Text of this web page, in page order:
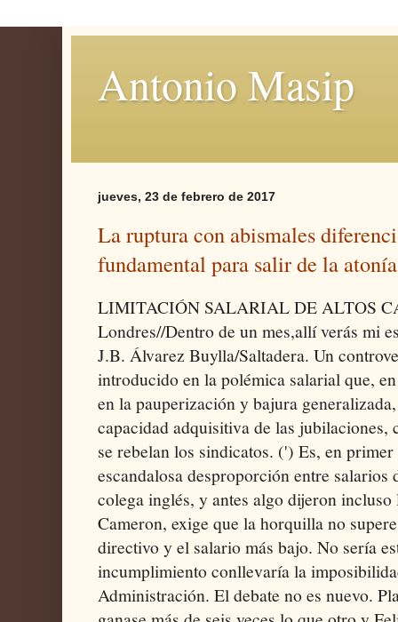
Antonio Masip
jueves, 23 de febrero de 2017
La ruptura con abismales
fundamental para salir de la
LIMITACIÓN SALARIAL DE ALTOS
Londres//Dentro de un mes,allí verás mi
J.B. Álvarez Buylla/Saltadera. Un
introducido en la polémica salarial que,
en la pauperización y bajura
capacidad adquisitiva de las jubilaciones,
se rebelan los sindicatos. (') Es, en
escandalosa desproporción entre salarios
colega inglés, y antes algo dijeron
Cameron, exige que la horquilla no
directivo y el salario más bajo. No sería
incumplimiento conllevaría la
Administración. El debate no es nuevo.